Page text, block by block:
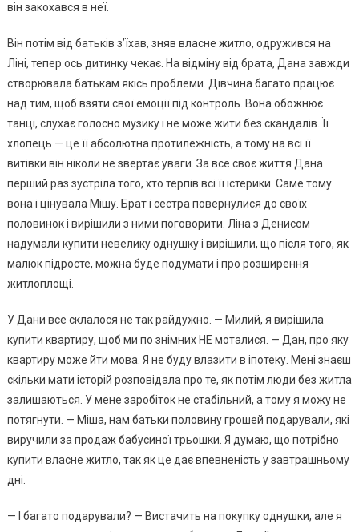
він закохався в неї.
Він потім від батьків з’їхав, зняв власне житло, одружився на
Ліні, тепер ось дитинку чекає. На відміну від брата, Дана завжди
створювала батькам якісь проблеми. Дівчина багато працює
над тим, щоб взяти свої емоції під контроль. Вона обожнює
танці, слухає голосно музику і не може жити без скандалів. Її
хлопець — це її абсолютна протилежність, а тому на всі її
витівки він ніколи не звертає уваги. За все своє життя Дана
перший раз зустріла того, хто терпів всі її істерики. Саме тому
вона і цінувала Мішу. Брат і сестра повернулися до своїх
половинок і вирішили з ними поговорити. Ліна з Денисом
надумали купити невелику однушку і вирішили, що після того, як
малюк підросте, можна буде подумати і про розширення
житлоплощі.
У Дани все склалося не так райдужно. — Милий, я вирішила
купити квартиру, щоб ми по знімних НЕ моталися. — Дан, про яку
квартиру може йти мова. Я не буду влазити в іпотеку. Мені знаєш
скільки мати історій розповідала про те, як потім люди без житла
залишаються. У мене заробіток не стабільний, а тому я можу не
потягнути. — Міша, нам батьки половину грошей подарували, які
виручили за продаж бабусиної трьошки. Я думаю, що потрібно
купити власне житло, так як це дає впевненість у завтрашньому
дні.
— І багато подарували? — Вистачить на покупку однушки, але я